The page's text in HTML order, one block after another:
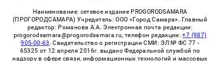
Наименование: сетевое издание PROGORODSAMARA
(ПРОГОРОДСАМАРА) Учредитель: ООО «Город Самара». Главный
редактор: Романова А.А. Электронная почта редакции:
progorodsamara@progorodsamara.ru, телефон редакции:+7 (987)
905-00-63 . Свидетельство о регистрации СМИ: ЭЛ № ФС 77 -
65325 от 12 апреля 2016г. выдано Федеральной службой по
надзору в сфере связи, информационных технологий и массовых